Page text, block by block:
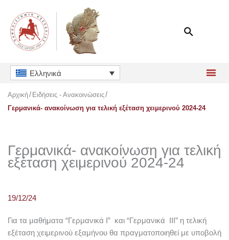
περιεχόμενο
Ελληνικά
Αρχική
Ειδήσεις - Ανακοινώσεις
Γερμανικά- ανακοίνωση για τελική εξέταση χειμερινού 2024-24
Γερμανικά- ανακοίνωση για τελική
εξέταση χειμερινού 2024-24
19/12/24
Για τα μαθήματα “Γερμανικά Ι” και “Γερμανικά ΙΙΙ” η τελική
εξέταση χειμερινού εξαμήνου θα πραγματοποιηθεί με υποβολή